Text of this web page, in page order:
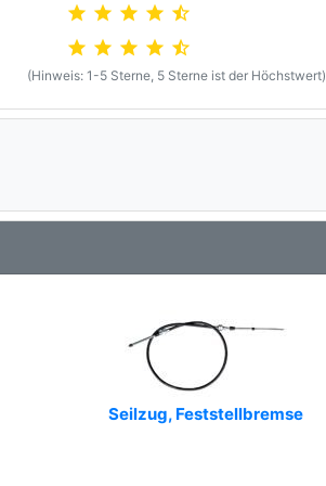
star star star star star_half
star star star star star_half
(Hinweis: 1-5 Sterne, 5 Sterne ist der Höchstwert)
Seilzug, Feststellbremse